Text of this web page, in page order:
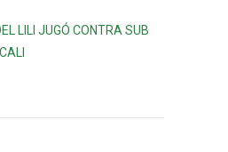
LILI JUGÓ CONTRA SUB